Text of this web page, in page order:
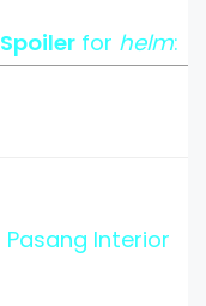
Spoilerfor helm:
Pasang Interior